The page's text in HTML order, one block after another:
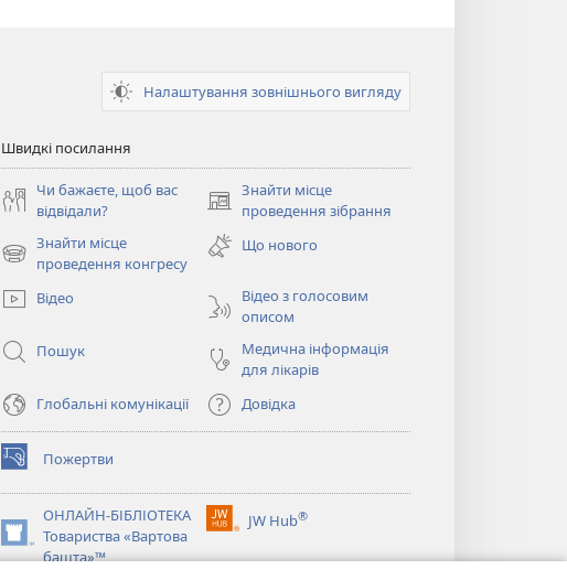
Налаштування зовнішнього вигляду
Швидкі посилання
Чи бажаєте, щоб вас
відвідали?
Знайти місце
проведення зібрання
(відкривається
новому
Знайти місце
проведення конгресу
(відкривається
новому
Що нового
Відео
Відео з голосовим
описом
Пошук
Медична інформація
для лікарів
Глобальні комунікації
Довідка
Пожертви
(відкривається
у
новому
вікні)
ОНЛАЙН-БІБЛІОТЕКА
Товариства «Вартова
башта»™
(відкривається
у
JW Hub®
(відкривається